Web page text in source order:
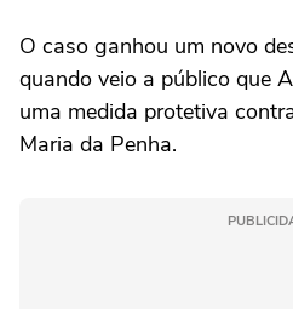
O caso ganhou um novo
quando veio a público que
uma medida protetiva
Maria da Penha.